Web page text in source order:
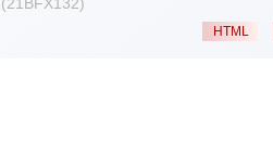
差异化校准。
HTML